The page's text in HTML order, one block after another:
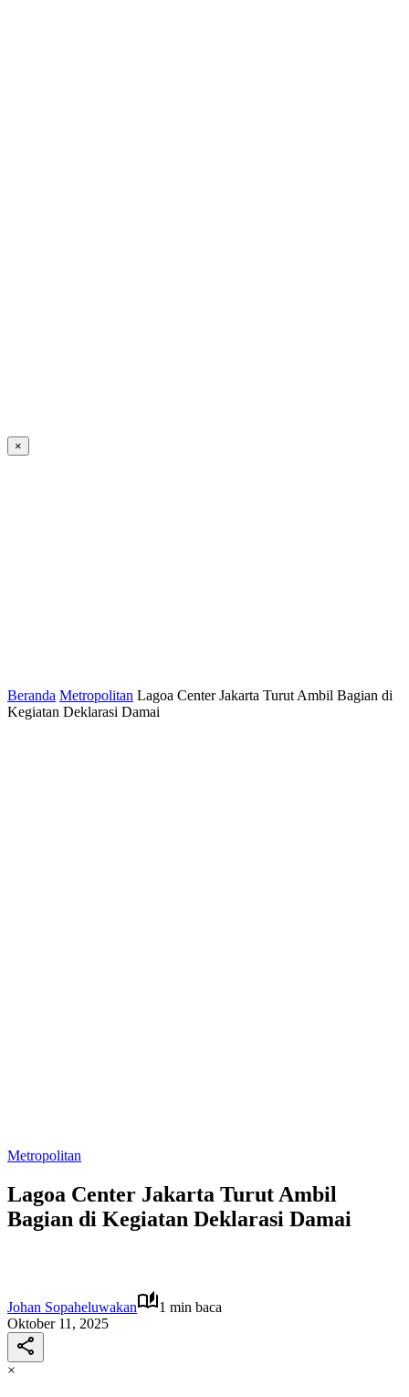
×
Beranda Metropolitan Lagoa Center Jakarta Turut Ambil Bagian di
Kegiatan Deklarasi Damai
Metropolitan
Lagoa Center Jakarta Turut Ambil
Bagian di Kegiatan Deklarasi Damai
Johan Sopaheluwakan
1 min baca
Oktober 11, 2025
×